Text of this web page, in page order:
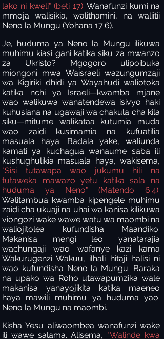
lako ni kweli" (beti 17).Wanafunzi kumi na
mmoja walisikia, walithamini, na waliitii
Neno la Mungu (Yohana 17:6).
Je, huduma ya Neno la Mungu ilikuwa
muhimu kiasi gani katika siku za mwanzo
za Ukristo? Mgogoro ulipoibuka
miongoni mwa Waisraeli wazungumzaji
wa Kigiriki dhidi ya Wayahudi waliotoka
katika nchi ya Israeli—kwamba mjane
wao walikuwa wanatendewa isivyo haki
kuhusiana na ugawaji wa chakula cha kila
siku—mitume walikataa kutumia muda
wao zaidi kusimamia na kufuatilia
masuala haya. Badala yake, waliunda
kamati ya kuchagua wanaume saba ili
kushughulikia masuala haya, wakisema,
"Sisi tutawapa wao jukumu hili na
tutaweka mawazo yetu katika sala na
huduma ya Neno" (Matendo 6:4).
Walitambua kwamba kipengele muhimu
zaidi cha ukuaji na uhai wa kanisa kilikuwa
viongozi wake wawe watu wa maombi na
waliojitolea kufundisha Maandiko.
Makanisa mengi leo yanatarajia
wachungaji wao wafanye kazi kama
Wakurugenzi Wakuu, ilhali hitaji halisi ni
wao kufundisha Neno la Mungu. Baraka
na upako wa Roho utawapumzika wale
makanisa yanayojikita katika maeneo
haya mawili muhimu ya huduma yao:
Neno la Mungu na maombi.
Kisha Yesu aliwaombea wanafunzi wake
ili wawe salama. Alisema, "Walinde kwa